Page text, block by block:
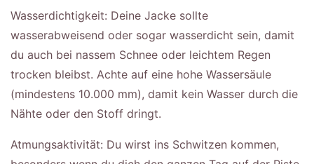
Wasserdichtigkeit: Deine Jacke sollte
wasserabweisend oder sogar wasserdicht sein, damit
du auch bei nassem Schnee oder leichtem Regen
trocken bleibst. Achte auf eine hohe Wassersäule
(mindestens 10.000 mm), damit kein Wasser durch die
Nähte oder den Stoff dringt.
Atmungsaktivität: Du wirst ins Schwitzen kommen,